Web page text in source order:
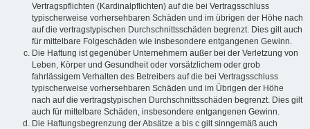
Vertragspflichten (Kardinalpflichten) auf die bei Vertragsschluss
typischerweise vorhersehbaren Schäden und im übrigen der Höhe nach
auf die vertragstypischen Durchschnittsschäden begrenzt. Dies gilt auch
für mittelbare Folgeschäden wie insbesondere entgangenen Gewinn.
Die Haftung ist gegenüber Unternehmern außer bei der Verletzung von
Leben, Körper und Gesundheit oder vorsätzlichem oder grob
fahrlässigem Verhalten des Betreibers auf die bei Vertragsschluss
typischerweise vorhersehbaren Schäden und im Übrigen der Höhe
nach auf die vertragstypischen Durchschnittsschäden begrenzt. Dies gilt
auch für mittelbare Schäden, insbesondere entgangenen Gewinn.
Die Haftungsbegrenzung der Absätze a bis c gilt sinngemäß auch